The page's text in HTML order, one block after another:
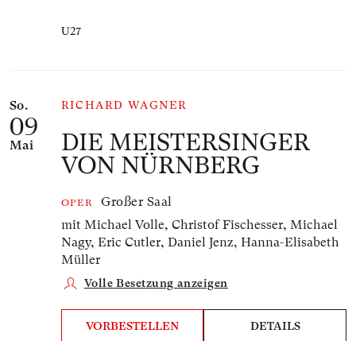
U27
So.
09
Mai
RICHARD WAGNER
DIE MEISTERSINGER
VON NÜRNBERG
OPER
Großer Saal
mit Michael Volle, Christof Fischesser, Michael
Nagy, Eric Cutler, Daniel Jenz, Hanna-Elisabeth
Müller
Volle Besetzung anzeigen
VORBESTELLEN DETAILS